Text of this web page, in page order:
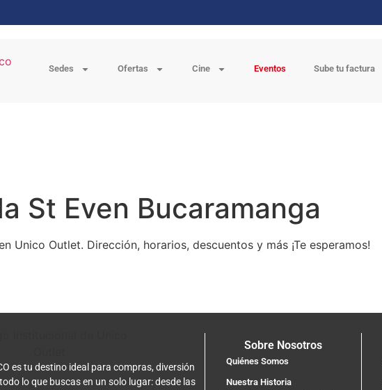
Sedes Ofertas Cine Eventos Sube tu factura
St Even Bucaramanga
Unico Outlet. Dirección, horarios, descuentos y más ¡Te esperamos!
es tu destino ideal para compras, diversión
lo que buscas en un solo lugar: desde las
Sobre Nosotros
Quiénes Somos
Nuestra Historia